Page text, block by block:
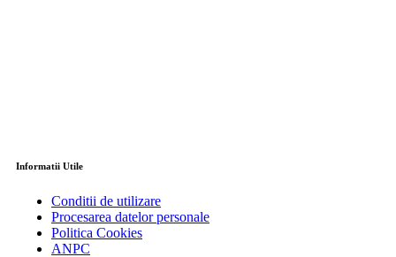
Informatii Utile
Conditii de utilizare
Procesarea datelor personale
Politica Cookies
ANPC